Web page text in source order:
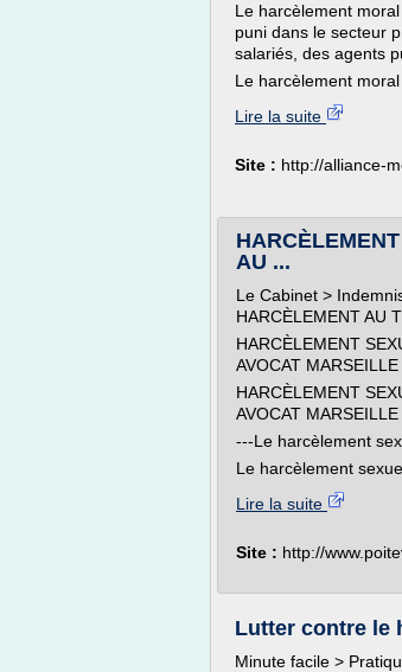
Le harcèlement
puni dans le secteur
salariés, des agents
Le harcèlement
Lire la suite
Site : http://alliance-
AU ...
Le Cabinet >
HARCÈLEMENT AU
HARCÈLEMENT
AVOCAT MARSEILLE
HARCÈLEMENT
AVOCAT MARSEILLE
---Le harcèlement
Le harcèlement
Lire la suite
Site : http://
Lutter contre le
Minute facile >